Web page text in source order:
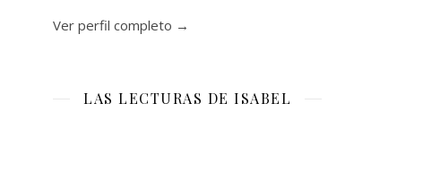
Ver perfil completo →
LAS LECTURAS DE ISABEL